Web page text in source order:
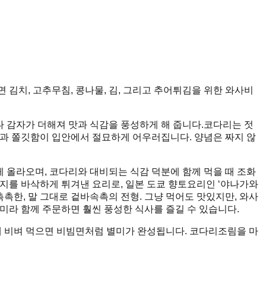
치, 고추무침, 콩나물, 김, 그리고 추어튀김을 위한 와사비
자가 더해져 맛과 식감을 풍성하게 해 줍니다.코다리는 젓
쫄깃함이 입안에서 절묘하게 어우러집니다. 양념은 짜지 않
라오며, 코다리와 대비되는 식감 덕분에 함께 먹을 때 조화
바삭하게 튀겨낸 요리로, 일본 도쿄 향토요리인 ‘야나가와
한, 말 그대로 겉바속촉의 전형. 그냥 먹어도 맛있지만, 와사
라 함께 주문하면 훨씬 풍성한 식사를 즐길 수 있습니다.
벼 먹으면 비빔면처럼 별미가 완성됩니다. 코다리조림을 마